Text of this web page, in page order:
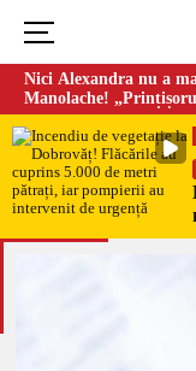
Nici Alexandra nu a
Manolache!
doi ani de căsnicie